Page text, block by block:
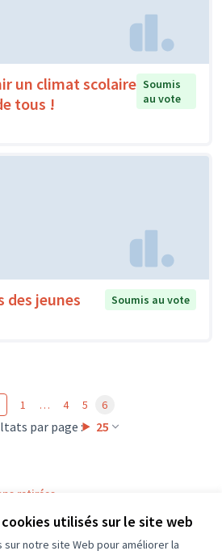
utilisés sur le site web
notre site Web pour améliorer la
un climat scolaire
tous !
Soumis
au vote
des jeunes
Soumis au vote
par page : 25
1 … 4 5 6
retirées